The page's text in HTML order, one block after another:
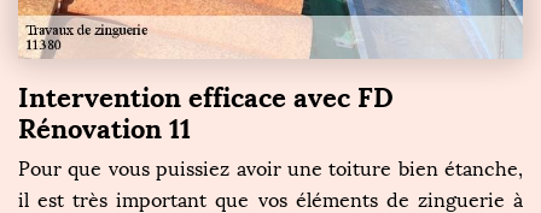
Intervention efficace avec FD
Rénovation 11
Pour que vous puissiez avoir une toiture bien étanche,
il est très important que vos éléments de zinguerie à